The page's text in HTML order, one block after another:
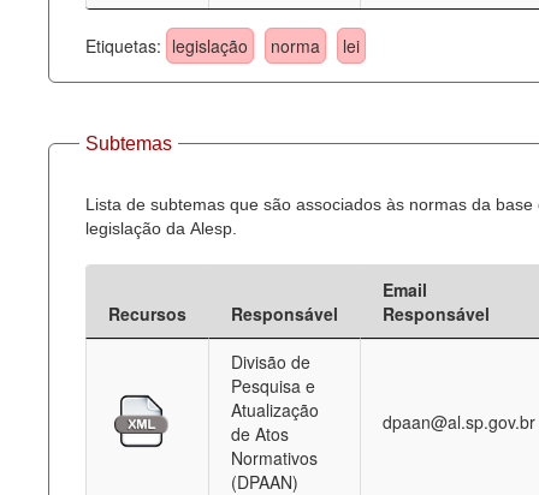
Etiquetas: legislação norma lei
Subtemas
Lista de subtemas que são associados às normas da base
legislação da Alesp.
Recursos Responsável
Email
Responsável
Divisão de
Pesquisa e
Atualização
de Atos
Normativos
(DPAAN)
dpaan@al.sp.gov.br